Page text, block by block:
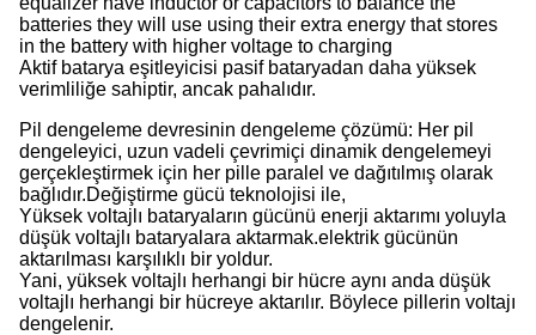
batteries they will use using their extra energy that stores
in the battery with higher voltage to charging
Aktif batarya eşitleyicisi pasif bataryadan daha yüksek
verimliliğe sahiptir, ancak pahalıdır.
Pil dengeleme devresinin dengeleme çözümü: Her pil
dengeleyici, uzun vadeli çevrimiçi dinamik dengelemeyi
gerçekleştirmek için her pille paralel ve dağıtılmış olarak
bağlıdır.Değiştirme gücü teknolojisi ile,
Yüksek voltajlı bataryaların gücünü enerji aktarımı yoluyla
düşük voltajlı bataryalara aktarmak.elektrik gücünün
aktarılması karşılıklı bir yoldur.
Yani, yüksek voltajlı herhangi bir hücre aynı anda düşük
voltajlı herhangi bir hücreye aktarılır. Böylece pillerin voltajı
dengelenir.